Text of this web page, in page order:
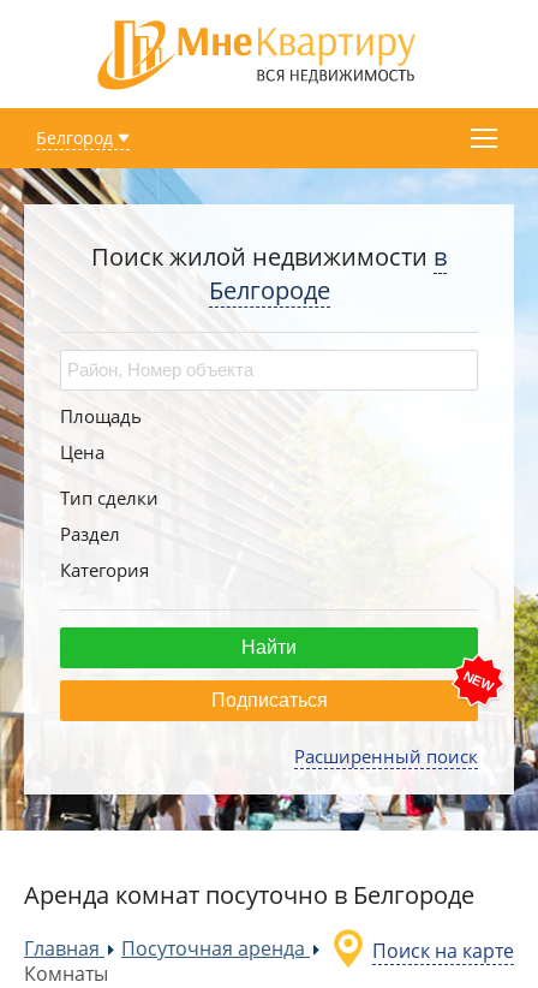
Белгород
Поиск жилой недвижимости в
Белгороде
Площадь
Цена
Тип сделки
Раздел
Категория
Подписаться
Расширенный поиск
Аренда комнат посуточно в Белгороде
Поиск на карте
Главная »Посуточная аренда
Комнаты